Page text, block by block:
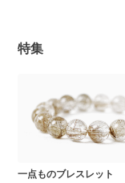
特集
一点ものブレスレット